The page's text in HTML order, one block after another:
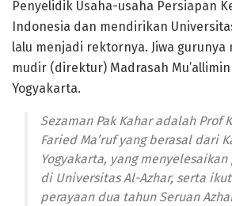
Penyelidik Usaha-usaha Persiapan
Indonesia dan mendirikan
lalu menjadi rektornya. Jiwa gurunya
mudir (direktur) Madrasah
Yogyakarta.
Sezaman Pak Kahar adalah Prof
Faried Ma’ruf yang berasal dari
Yogyakarta, yang
di Universitas Al-Azhar, serta
perayaan dua tahun Seruan